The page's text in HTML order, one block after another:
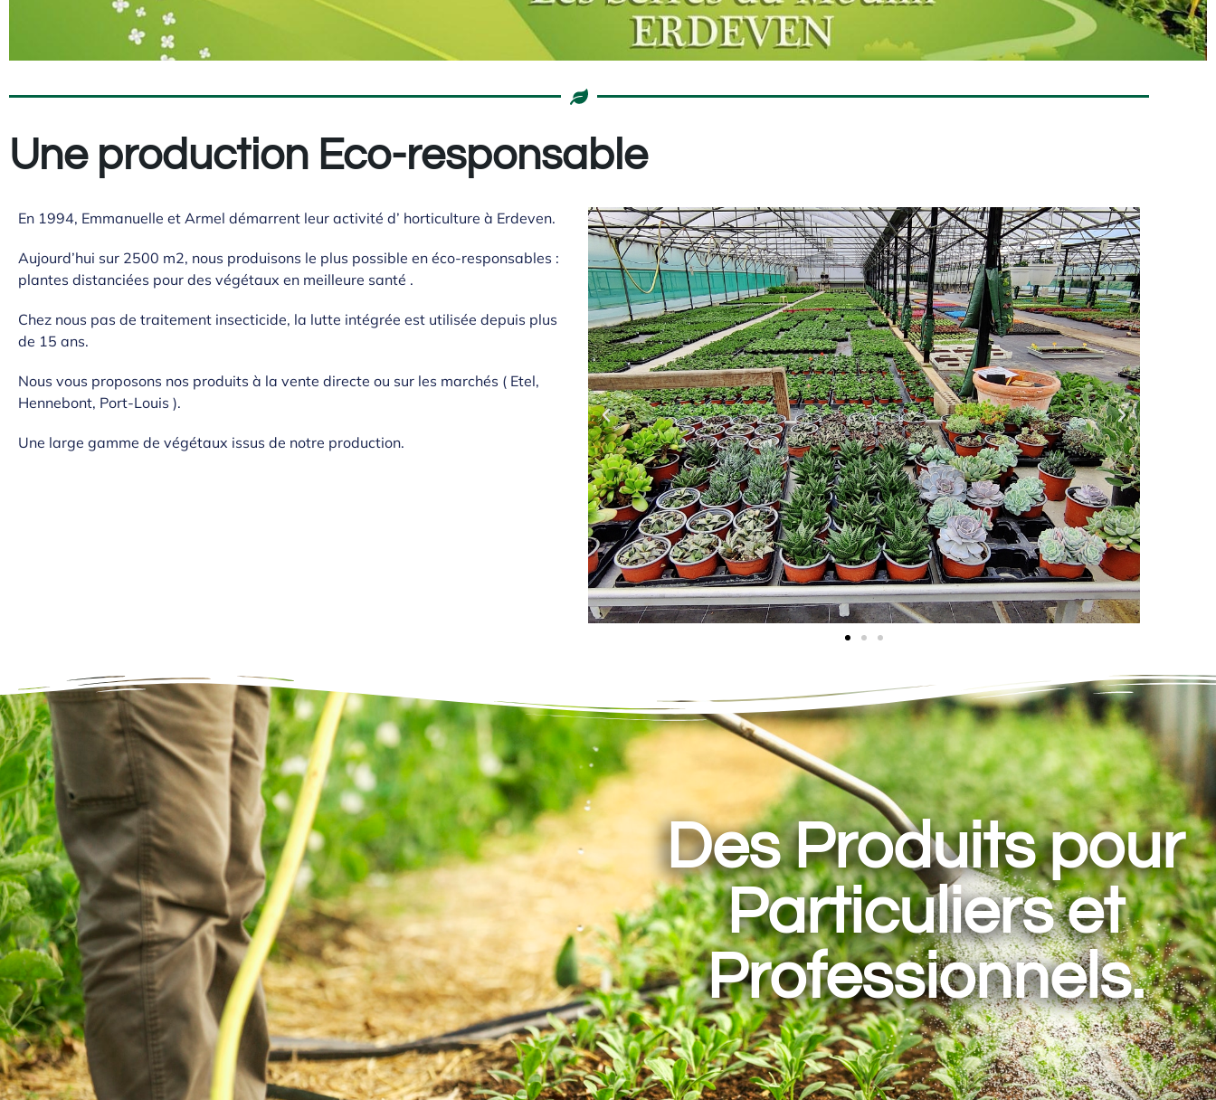
Une production Eco-responsable
En 1994, Emmanuelle et Armel démarrent leur activité d’ horticulture à Erdeven.
Aujourd’hui sur 2500 m2, nous produisons le plus possible en éco-responsables :
plantes distanciées pour des végétaux en meilleure santé .
Chez nous pas de traitement insecticide, la lutte intégrée est utilisée depuis plus
de 15 ans.
Nous vous proposons nos produits à la vente directe ou sur les marchés ( Etel,
Hennebont, Port-Louis ).
Une large gamme de végétaux issus de notre production.
Des Produits pour
Particuliers et
Professionnels.